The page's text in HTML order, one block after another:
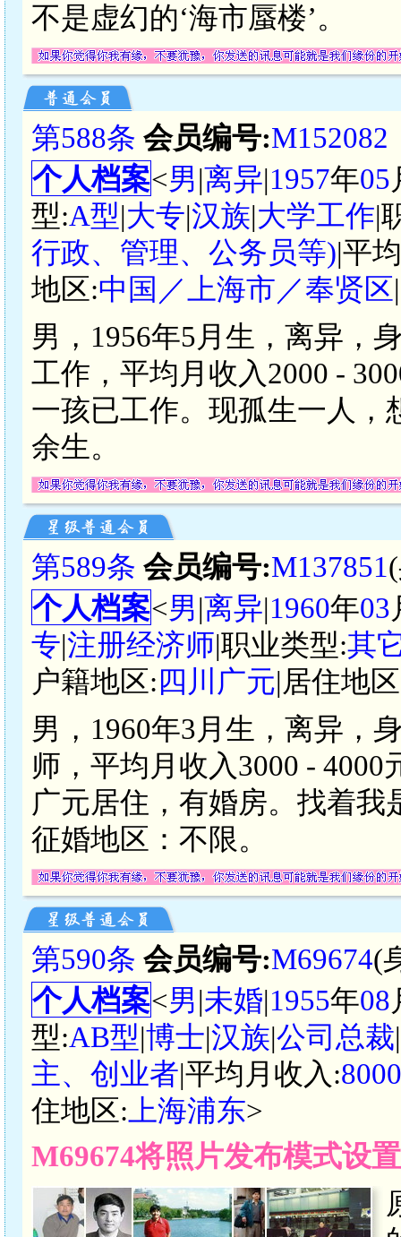
不是虚幻的‘海市蜃楼’。
第588条 会员编号:M152082
个人档案<男|离异|1957年05
型:A型|大专|汉族|大学工作|
行政、管理、公务员等)|平
地区:中国／上海市／奉贤区
男，1956年5月生，离异，
工作，平均月收入2000 -
一孩已工作。现孤生一人，
余生。
第589条 会员编号:M137851
个人档案<男|离异|1960年03
专|注册经济师|职业类型:其
户籍地区: 四川广元|居住地
男，1960年3月生，离异，
师，平均月收入3000 -
广元居住，有婚房。找着
征婚地区：不限。
第590条 会员编号:M69674(
个人档案<男|未婚|1955年08
型:AB型|博士|汉族|公司总裁
主、创业者|平均月收入:
住地区: 上海浦东>
M69674将照片发布模式设